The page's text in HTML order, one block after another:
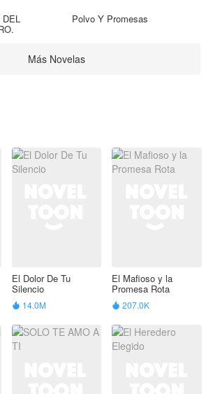
Polvo Y Promesas
Más Novelas
El Dolor De Tu
Silencio
 14.0M
El Mafioso y la
Promesa Rota
 207.0K